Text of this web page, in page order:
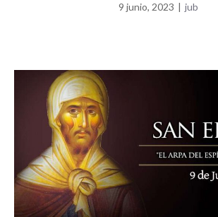
9 junio, 2023 | jub